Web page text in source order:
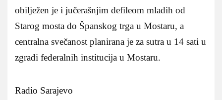
obilježen je i jučerašnjim defileom mladih od
Starog mosta do Španskog trga u Mostaru, a
centralna svečanost planirana je za sutra u 14 sati u
zgradi federalnih institucija u Mostaru.
Radio Sarajevo